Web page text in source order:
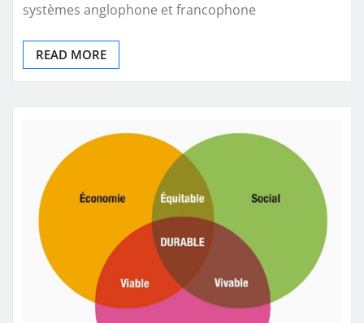
systèmes anglophone et francophone
READ MORE